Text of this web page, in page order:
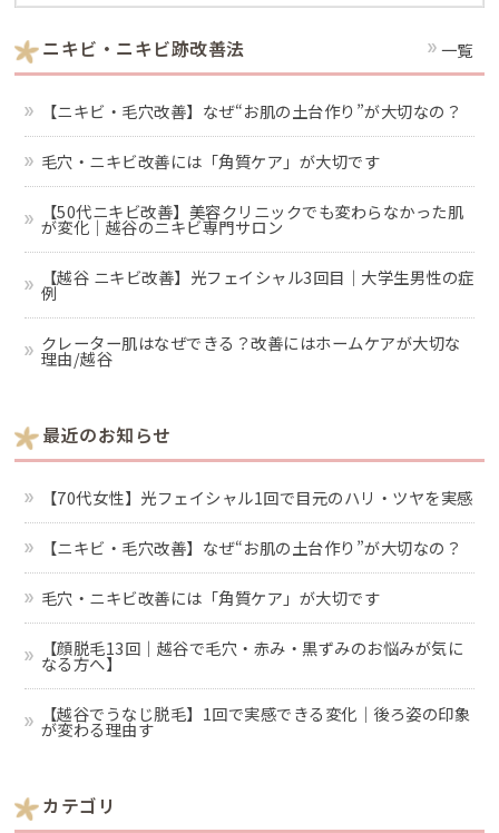
ニキビ・ニキビ跡改善法 一覧
【ニキビ・毛穴改善】なぜ“お肌の土台作り”が大切なの？
毛穴・ニキビ改善には「角質ケア」が大切です
【50代ニキビ改善】美容クリニックでも変わらなかった肌
が変化｜越谷のニキビ専門サロン
【越谷 ニキビ改善】光フェイシャル3回目｜大学生男性の症
例
クレーター肌はなぜできる？改善にはホームケアが大切な
理由/越谷
最近のお知らせ
【70代女性】光フェイシャル1回で目元のハリ・ツヤを実感
【ニキビ・毛穴改善】なぜ“お肌の土台作り”が大切なの？
毛穴・ニキビ改善には「角質ケア」が大切です
【顔脱毛13回｜越谷で毛穴・赤み・黒ずみのお悩みが気に
なる方へ】
【越谷でうなじ脱毛】1回で実感できる変化｜後ろ姿の印象
が変わる理由す
カテゴリ